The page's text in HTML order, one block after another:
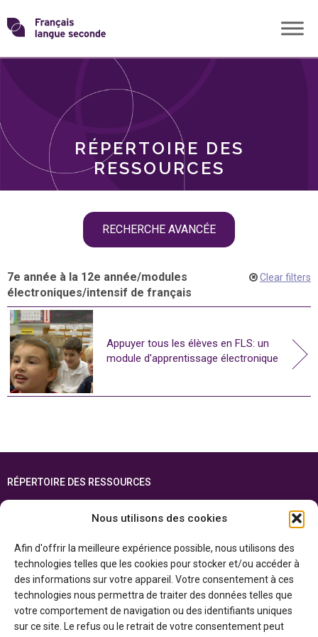
Nous utilisons des cookies
Afin d'offrir la meilleure expérience possible, nous utilisons des
technologies telles que les cookies pour stocker et/ou accéder à
des informations sur votre appareil. Votre consentement à ces
technologies nous permettra de traiter des données telles que
votre comportement de navigation ou des identifiants uniques
sur ce site. Le refus ou le retrait de votre consentement peut
Skip
toTransformons
langue
RÉPERTOIRE DES
RESSOURCES
RECHERCHE AVANCÉE
THÈMES
7e année à la 12e année/modules
électroniques/intensif de français
Clear filters
Appuyer tous les élèves en FLS: un
module d'apprentissage électronique
RÉPERTOIRE DES RESSOURCES
ENGLISH
Cette ressource est réalisée grâce au soutien financier du gouvernement de
l’Ontario et du gouvernement duCanada par l’entremise du ministère du
Patrimoine canadien